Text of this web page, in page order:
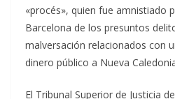
«procés», quien fue amnistiado
Barcelona de los presuntos
malversación relacionados con
dinero público a Nueva
El Tribunal Superior de Justicia